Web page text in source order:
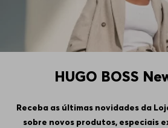
HUGO BOSS
Receba as últimas novidades da
sobre novos produtos, especiais